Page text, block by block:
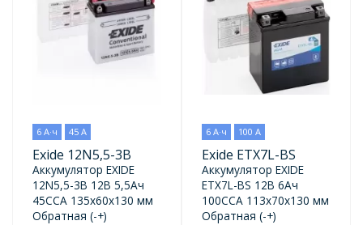
6 А·ч 45 А
Exide 12N5,5-3B
Аккумулятор EXIDE
12N5,5-3B 12В 5,5Ач
45CCA 135x60x130 мм
Обратная (-+)
6 А·ч 100 А
Exide ETX7L-BS
Аккумулятор EXIDE
ETX7L-BS 12В 6Ач
100CCA 113x70x130 мм
Обратная (-+)